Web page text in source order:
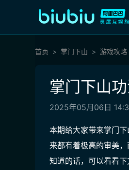
首页 掌门下山 游戏攻略
掌门下山
2025年05月06日
本期给大家带来掌门
来都有着极高的审美
知道的话，可以看看